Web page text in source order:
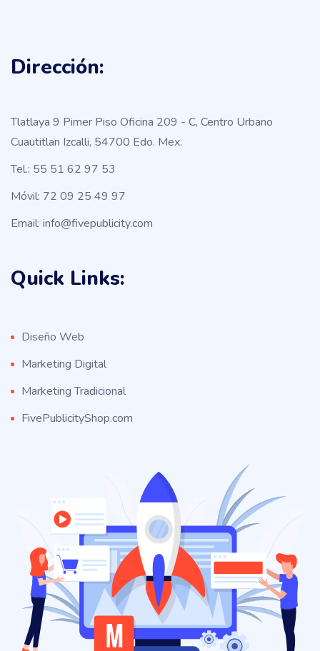
Dirección:
Tlatlaya 9 Pimer Piso Oficina 209 - C, Centro Urbano
Cuautitlan Izcalli, 54700 Edo. Mex.
Tel.: 55 51 62 97 53
Móvil: 72 09 25 49 97
Email: info@fivepublicity.com
Quick Links:
Diseño Web
Marketing Digital
Marketing Tradicional
FivePublicityShop.com